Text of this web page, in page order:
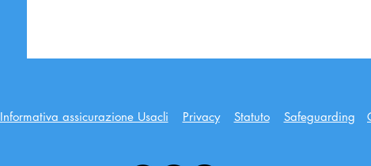
Informativa assicurazione Usacli Privacy Statuto Safeguarding